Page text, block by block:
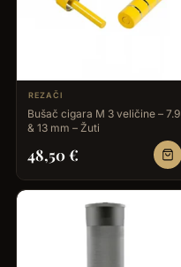
REZAČI
Bušač cigara M 3 veličine – 7.9
& 13 mm – Žuti
48,50€